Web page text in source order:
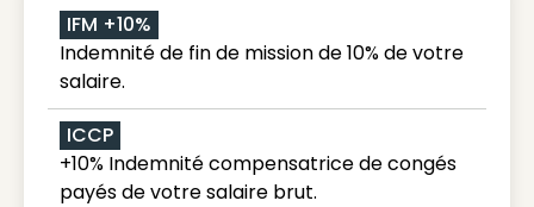
IFM +10%
Indemnité de fin de mission de 10% de votre
salaire.
ICCP
+10% Indemnité compensatrice de congés
payés de votre salaire brut.